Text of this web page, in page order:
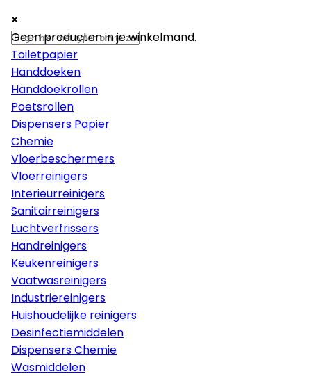
×
Papier
Toiletpapier
Handdoeken
Handdoekrollen
Poetsrollen
Dispensers Papier
Chemie
Vloerbeschermers
Vloerreinigers
Interieurreinigers
Sanitairreinigers
Luchtverfrissers
Handreinigers
Keukenreinigers
Vaatwasreinigers
Industriereinigers
Huishoudelijke reinigers
Desinfectiemiddelen
Dispensers Chemie
Wasmiddelen
×
×
Geen producten in je winkelmand.